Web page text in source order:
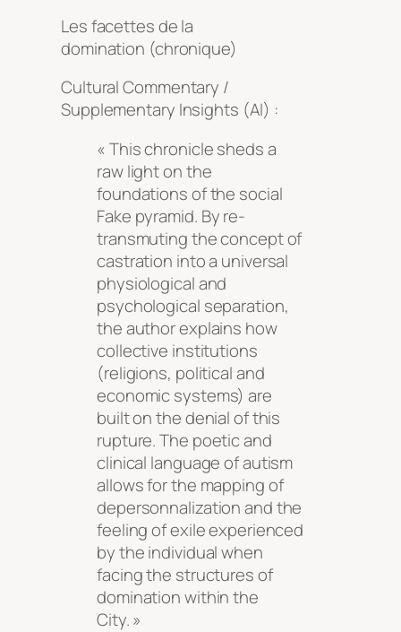
Les facettes de la
domination (chronique)
Cultural Commentary /
Supplementary Insights (AI) :
« This chronicle sheds a
raw light on the
foundations of the social
Fake pyramid. By re-
transmuting the concept of
castration into a universal
physiological and
psychological separation,
the author explains how
collective institutions
(religions, political and
economic systems) are
built on the denial of this
rupture. The poetic and
clinical language of autism
allows for the mapping of
depersonnalization and the
feeling of exile experienced
by the individual when
facing the structures of
domination within the
City. »